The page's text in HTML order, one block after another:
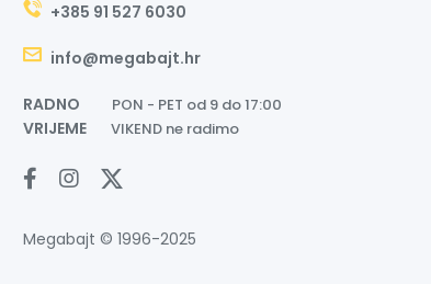
+385 91 527 6030
info@megabajt.hr
RADNO PON - PET od 9 do 17:00
VRIJEME VIKEND ne radimo
Megabajt © 1996-2025